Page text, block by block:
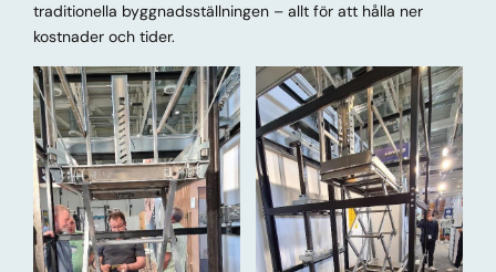
traditionella byggnadsställningen – allt för att hålla ner
kostnader och tider.